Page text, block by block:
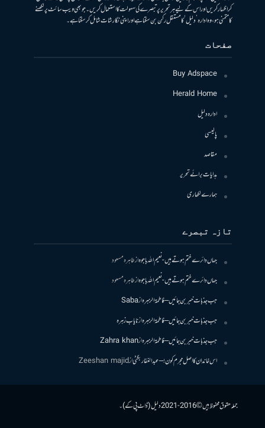
کر اظہار کریں اور اس کے لیے ہر تحریر پر تبصرے کی سہولت کا استعمال کریں۔ جو بھی ویب سائٹ پر لکھنے
کا متمنی ہو، وہ ادارہ ’دلیل‘ کا مستقل رکن بن سکتا ہے اور اپنی نگارشات شامل کرسکتا ہے۔
صفحات
Buy Adspace
Herald Home
ادارہ دلیل
پالیسی
مقاصد
ہدایات برائے تحریر
ہمارے لکھاری
تازہ تبصرے
جہاں دائرے ختم ہوتے ہیں- نعیم اللہ باجوہازطاہرہ مسعود
جہاں دائرے ختم ہوتے ہیں- نعیم اللہ باجوہازطاہرہ مسعود
جب جذبات خبر بن جائیں – فاطمۃالزہرہازSaba
جب جذبات خبر بن جائیں – فاطمۃالزہرہازنایاب زہرہ
جب جذبات خبر بن جائیں – فاطمۃالزہرہازZahra khan
اس خاندان کا اصل مجرم کون! – عبدالغفار بگٹیازZeeshan majid
جملہ حقوق محفوظ ہیں © 2016-2021 دلیل (ڈاٹ پی کے)۔